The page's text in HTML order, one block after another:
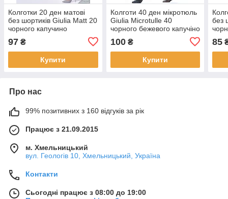
Колготки 20 ден матові
без шортиків Giulia Matt 20
чорного капучино
бежевого кольорів розміри
2 3 4 5
97 ₴
Купити
Колготи 40 ден мікротюль
Giulia Microtulle 40
чорного бежевого капучіно
100₴
Купити
без
85
Про нас
99% позитивних з 160 відгуків за рік
Працює з 21.09.2015
м. Хмельницький
вул. Геологів 10, Хмельницький, Україна
Контакти
Сьогодні працює з 08:00 до 19:00